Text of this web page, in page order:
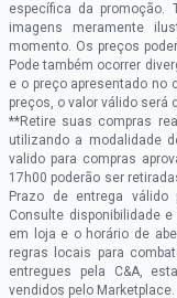
específica da promoção.
imagens meramente
momento. Os preços
Pode também ocorrer
e o preço apresentado no
preços, o valor válido será
**Retire suas compras
utilizando a modalidade
valido para compras
17h00 poderão ser
Prazo de entrega válido
Consulte disponibilidade
em loja e o horário de
regras locais para
entregues pela C&A,
vendidos pelo Marketplace.